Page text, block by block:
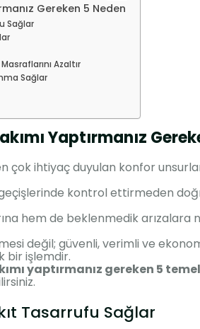
Gereken 5 Neden
Sağlar
Azaltır
Sağlar
Yaptırmanız
çok ihtiyaç duyulan konfor
kontrol ettirmeden
hem de beklenmedik arızalara
değil; güvenli, verimli ve
bir işlemdir.
yaptırmanız gereken 5
Tasarrufu Sağlar